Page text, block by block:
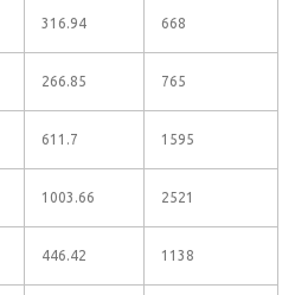
316.94 668
266.85 765
611.7 1595
1003.66 2521
446.42 1138